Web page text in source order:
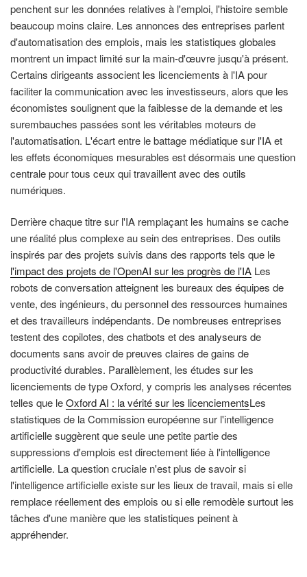
penchent sur les données relatives à l'emploi, l'histoire semble
beaucoup moins claire. Les annonces des entreprises parlent
d'automatisation des emplois, mais les statistiques globales
montrent un impact limité sur la main-d'œuvre jusqu'à présent.
Certains dirigeants associent les licenciements à l'IA pour
faciliter la communication avec les investisseurs, alors que les
économistes soulignent que la faiblesse de la demande et les
surembauches passées sont les véritables moteurs de
l'automatisation. L'écart entre le battage médiatique sur l'IA et
les effets économiques mesurables est désormais une question
centrale pour tous ceux qui travaillent avec des outils
numériques.
Derrière chaque titre sur l'IA remplaçant les humains se cache
une réalité plus complexe au sein des entreprises. Des outils
inspirés par des projets suivis dans des rapports tels que le
l'impact des projets de l'OpenAI sur les progrès de l'IA Les
robots de conversation atteignent les bureaux des équipes de
vente, des ingénieurs, du personnel des ressources humaines
et des travailleurs indépendants. De nombreuses entreprises
testent des copilotes, des chatbots et des analyseurs de
documents sans avoir de preuves claires de gains de
productivité durables. Parallèlement, les études sur les
licenciements de type Oxford, y compris les analyses récentes
telles que leOxford AI : la vérité sur les licenciementsLes
statistiques de la Commission européenne sur l'intelligence
artificielle suggèrent que seule une petite partie des
suppressions d'emplois est directement liée à l'intelligence
artificielle. La question cruciale n'est plus de savoir si
l'intelligence artificielle existe sur les lieux de travail, mais si elle
remplace réellement des emplois ou si elle remodèle surtout les
tâches d'une manière que les statistiques peinent à
appréhender.